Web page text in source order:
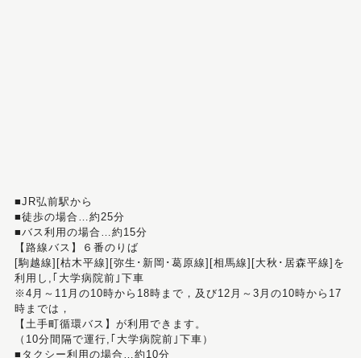
■JR弘前駅から
■徒歩の場合…約25分
■バス利用の場合…約15分
【路線バス】６番のりば
[駒越線][枯木平線][弥生･新岡･葛原線][相馬線][大秋･居森平線]を
利用し,｢大学病院前｣下車
※4月～11月の10時から18時まで，及び12月～3月の10時から17
時までは，
【土手町循環バス】が利用できます。
（10分間隔で運行,｢大学病院前｣下車）
■タクシー利用の場合…約10分